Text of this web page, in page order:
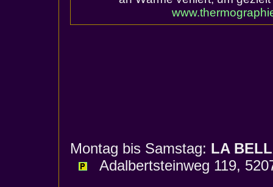
Montag bis Samstag: LA
Adalbertsteinweg 119,